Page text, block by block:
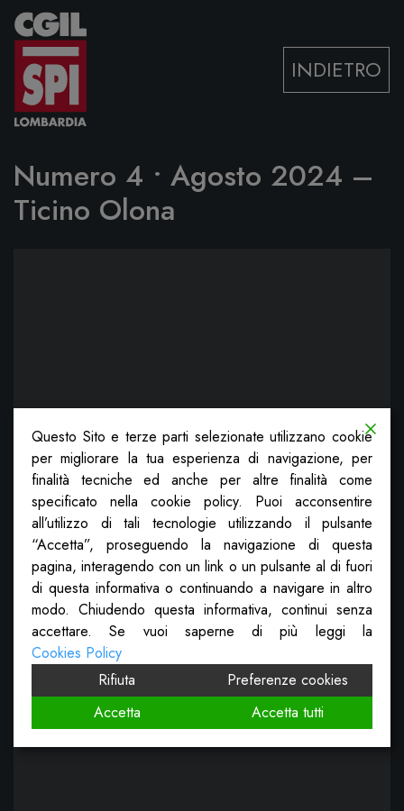
Vai al contenuto
INDIETRO
Numero 4 • Agosto 2024 –
Ticino Olona
Questo Sito e terze parti selezionate utilizzano cookie
per migliorare la tua esperienza di navigazione, per
finalità tecniche ed anche per altre finalità come
specificato nella cookie policy. Puoi acconsentire
all’utilizzo di tali tecnologie utilizzando il pulsante
“Accetta”, proseguendo la navigazione di questa
pagina, interagendo con un link o un pulsante al di fuori
di questa informativa o continuando a navigare in altro
modo. Chiudendo questa informativa, continui senza
accettare. Se vuoi saperne di più leggi la
Cookies Policy
Rifiuta
Preferenze cookies
Accetta
Accetta tutti